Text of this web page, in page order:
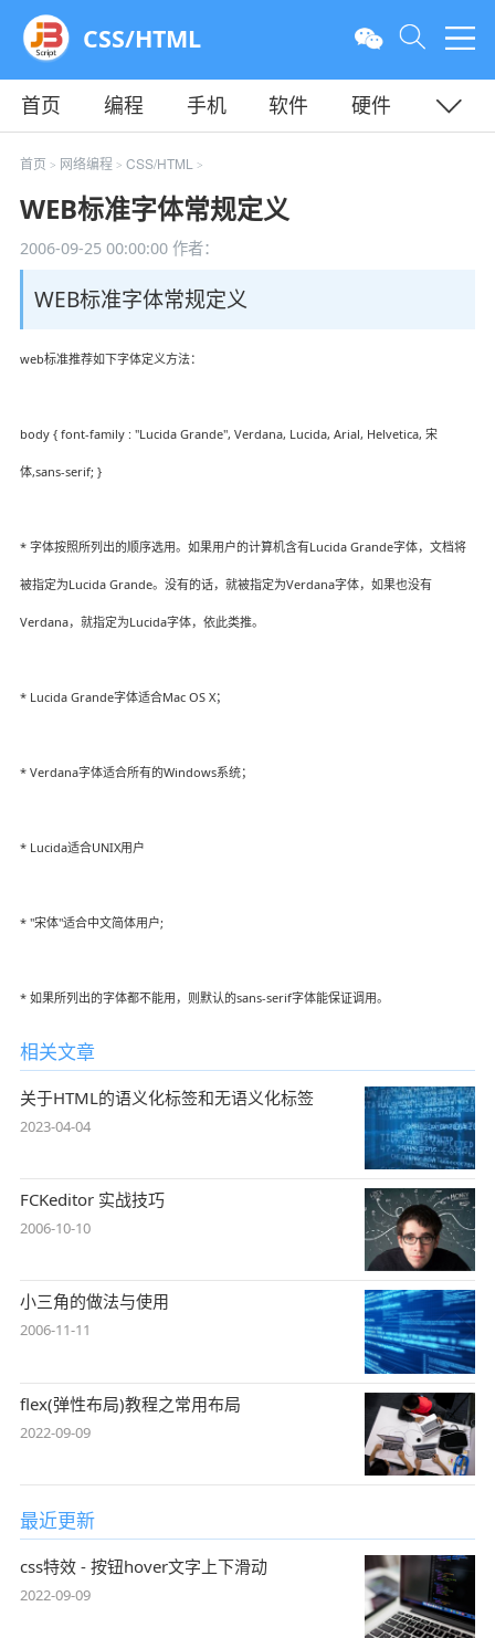
CSS/HTML
首页 编程 手机 软件
硬件
教程
平面 服务器
首页 > 网络编程 > CSS/HTML >
WEB标准字体常规定义
2006-09-25 00:00:00作者：
WEB标准字体常规定义
web标准推荐如下字体定义方法：
body { font-family : "Lucida Grande", Verdana, Lucida, Arial, Helvetica, 宋
体,sans-serif; }
* 字体按照所列出的顺序选用。如果用户的计算机含有Lucida Grande字体，文档将
被指定为Lucida Grande。没有的话，就被指定为Verdana字体，如果也没有
Verdana，就指定为Lucida字体，依此类推。
* Lucida Grande字体适合Mac OS X；
* Verdana字体适合所有的Windows系统；
* Lucida适合UNIX用户
* "宋体"适合中文简体用户;
* 如果所列出的字体都不能用，则默认的sans-serif字体能保证调用。
相关文章
关于HTML的语义化标签和无语义化标签
2023-04-04
FCKeditor 实战技巧
2006-10-10
小三角的做法与使用
2006-11-11
flex(弹性布局)教程之常用布局
2022-09-09
最近更新
css特效 - 按钮hover文字上下滑动
2022-09-09